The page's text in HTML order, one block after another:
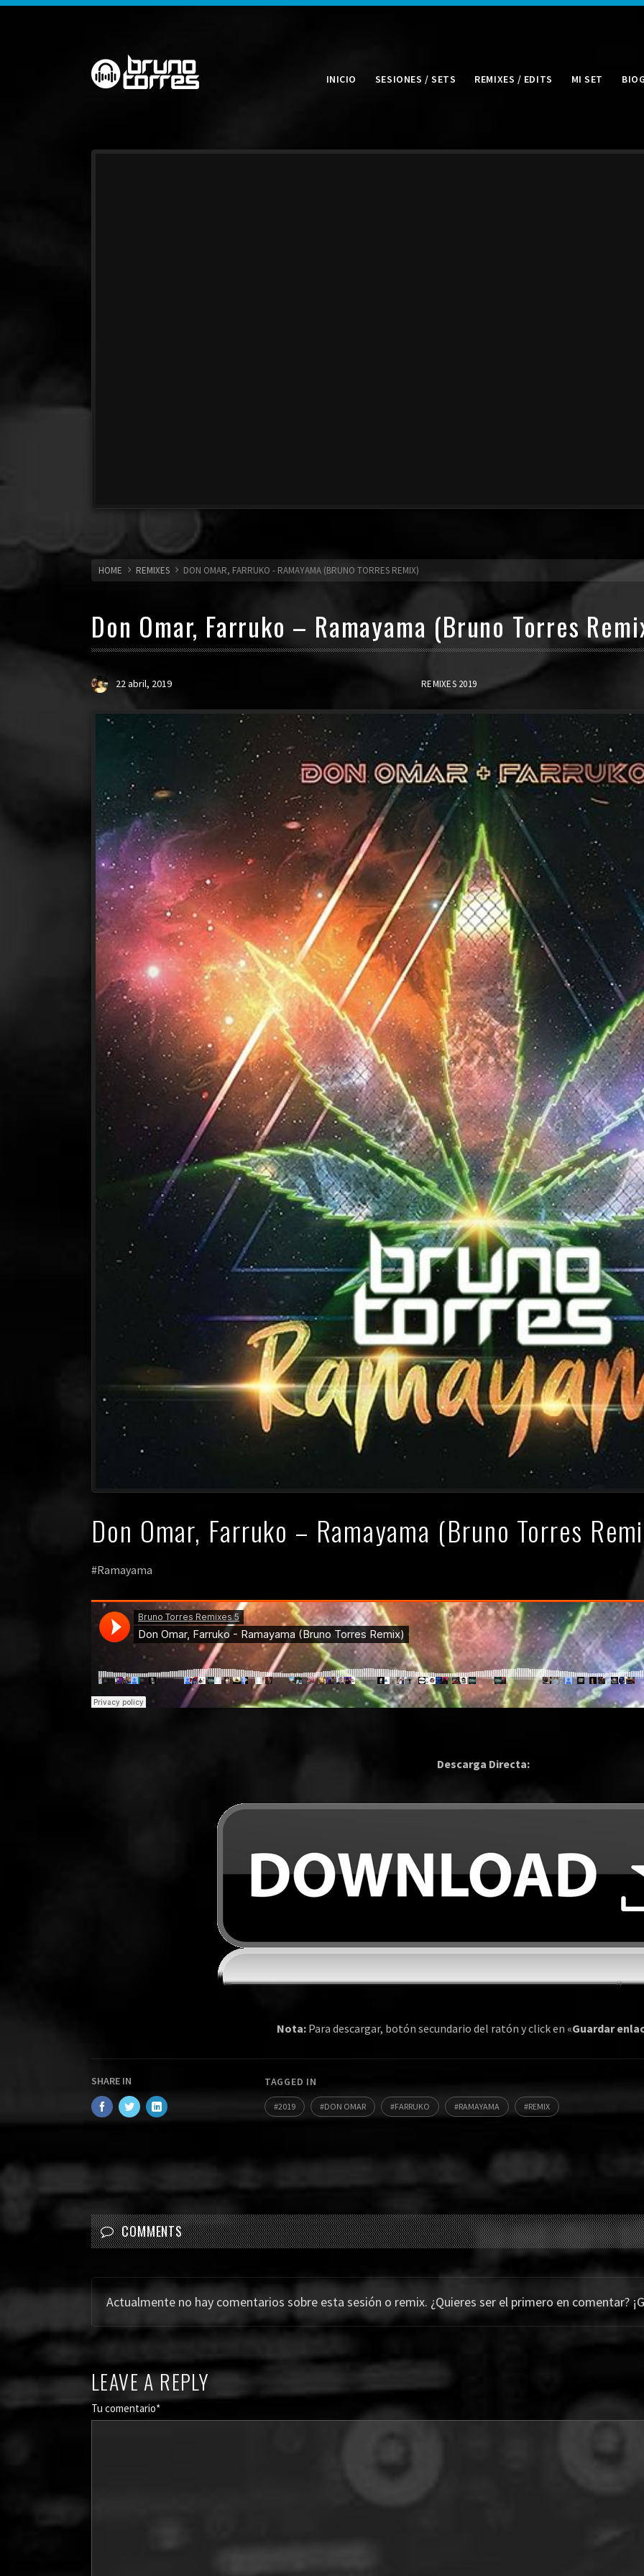
INICIO SESIONES / SETS REMIXES / EDITS MI SET
HOME REMIXES DON OMAR, FARRUKO - RAMAYAMA (BRUNO TORRES REMIX)
Don Omar, Farruko – Ramayama (Bruno Torres
22 abril, 2019 REMIXES 2019
Don Omar, Farruko – Ramayama (Bruno Torres
#Ramayama
Descarga Directa:
Nota: Para descargar, botón secundario del ratón y click en «Guardar
SHARE IN TAGGED IN
2019 DON OMAR FARRUKO RAMAYAMA REMIX
COMMENTS
Actualmente no hay comentarios sobre esta sesión o remix. ¿Quieres ser el primero en comentar?
LEAVE A REPLY
Tu comentario*